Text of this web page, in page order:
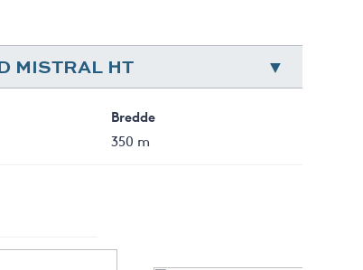
MISTRAL HT
Bredde
350 m